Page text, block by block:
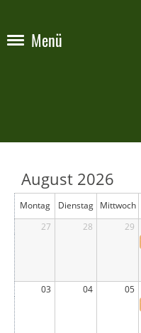
Menü
August 2026
Montag Dienstag Mittwoch
27
28 29
03 04 05